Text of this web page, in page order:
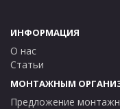
ИНФОРМАЦИЯ
О нас
Статьи
МОНТАЖНЫМ
Предложение